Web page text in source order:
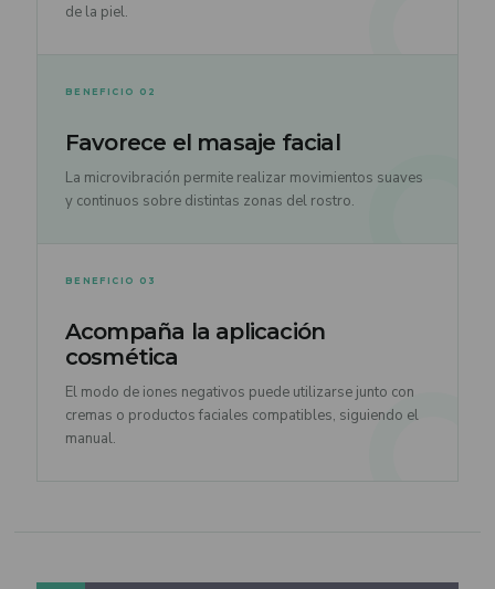
de la piel.
BENEFICIO 02
Favorece el masaje facial
La microvibración permite realizar movimientos suaves
y continuos sobre distintas zonas del rostro.
BENEFICIO 03
Acompaña la aplicación
cosmética
El modo de iones negativos puede utilizarse junto con
cremas o productos faciales compatibles, siguiendo el
manual.